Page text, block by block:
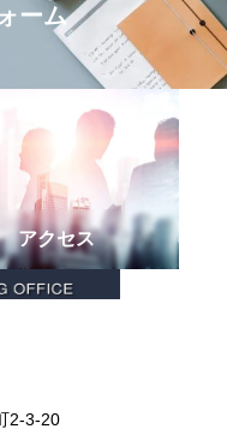
ーム
アクセス
2-3-20